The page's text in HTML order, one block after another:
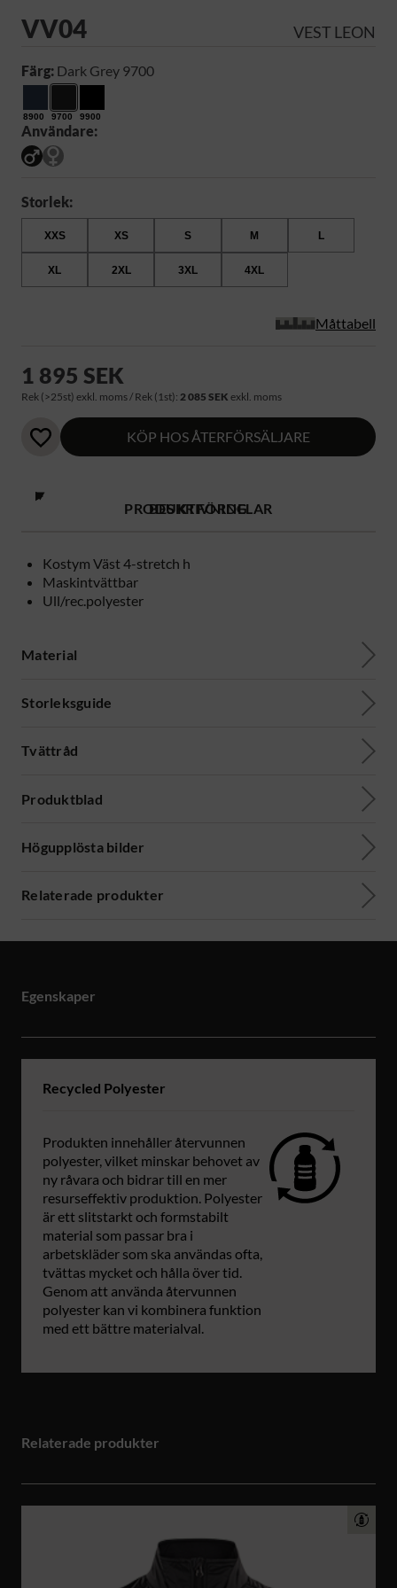
VV04 VEST LEON
Färg: Dark Grey 9700
8900 9700 9900
Användare:
Storlek:
XXS XS S M L
XL 2XL 3XL 4XL
Måttabell
1 895 SEK
Rek (>25st) exkl. moms / Rek (1st): 2 085 SEK exkl. moms
KÖP HOS ÅTERFÖRSÄLJARE
PRODUKTFÖRDELAR
Kostym Väst 4-stretch h
Maskintvättbar
Ull/rec.polyester
BESKRIVNING
Material
Storleksguide
Tvättråd
Produktblad
Högupplösta bilder
Relaterade produkter
Egenskaper
Recycled Polyester
Produkten innehåller återvunnen
polyester, vilket minskar behovet av
ny råvara och bidrar till en mer
resurseffektiv produktion. Polyester
är ett slitstarkt och formstabilt
material som passar bra i
arbetskläder som ska användas ofta,
tvättas mycket och hålla över tid.
Genom att använda återvunnen
polyester kan vi kombinera funktion
med ett bättre materialval.
Relaterade produkter